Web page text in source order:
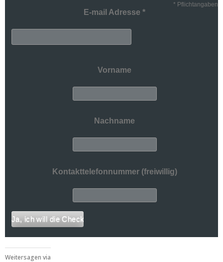
* Pflichtangaben
E-mail Adresse*
Vorname
Nachname
Kontakttelefonnummer (freiwillig)
Weitersagen via